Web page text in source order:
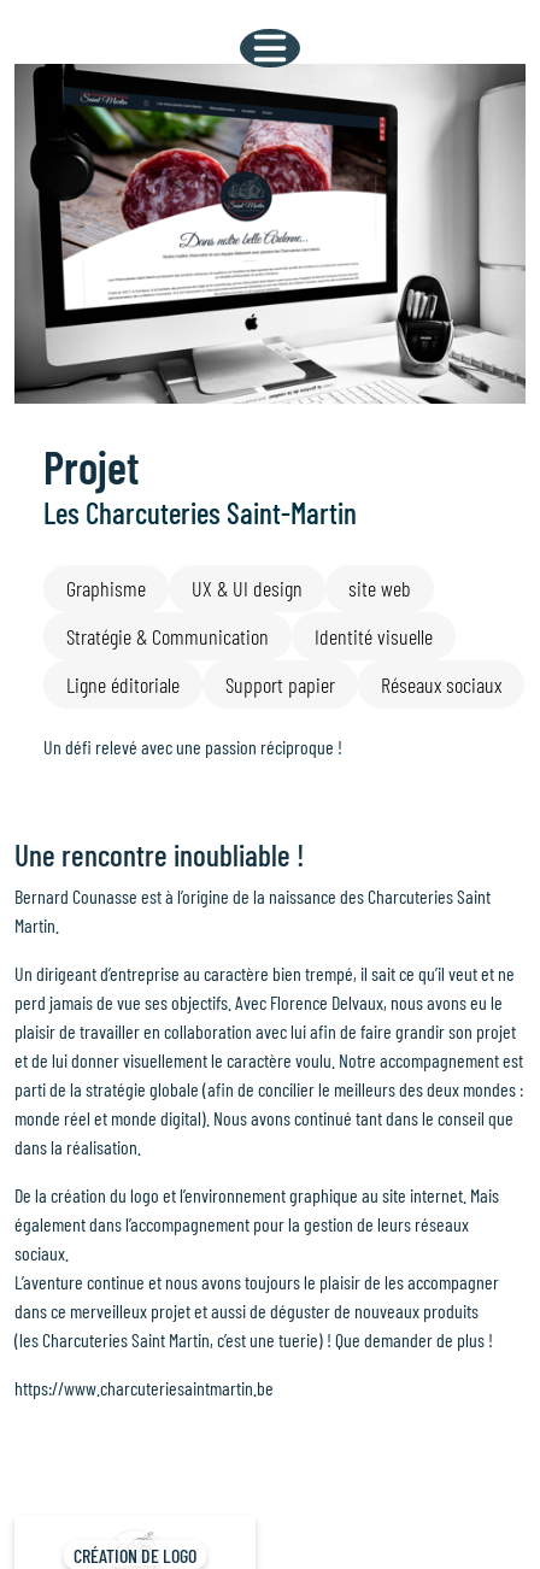
Projet
Les Charcuteries Saint-Martin
Graphisme UX & UI design
site web
Stratégie & Communication
Identité visuelle
Ligne éditoriale
Support papier Réseaux sociaux
Un défi relevé avec une passion réciproque !
Une rencontre inoubliable !
Bernard Counasse est à l’origine de la naissance des Charcuteries Saint
Martin.
Un dirigeant d’entreprise au caractère bien trempé, il sait ce qu’il veut et ne
perd jamais de vue ses objectifs. Avec Florence Delvaux, nous avons eu le
plaisir de travailler en collaboration avec lui afin de faire grandir son projet
et de lui donner visuellement le caractère voulu. Notre accompagnement est
parti de la stratégie globale (afin de concilier le meilleurs des deux mondes :
monde réel et monde digital). Nous avons continué tant dans le conseil que
dans la réalisation.
De la création du logo et l’environnement graphique au site internet. Mais
également dans l’accompagnement pour la gestion de leurs réseaux
sociaux.
L’aventure continue et nous avons toujours le plaisir de les accompagner
dans ce merveilleux projet et aussi de déguster de nouveaux produits
(les Charcuteries Saint Martin, c’est une tuerie) ! Que demander de plus !
https://www.charcuteriesaintmartin.be
CRÉATION DE LOGO